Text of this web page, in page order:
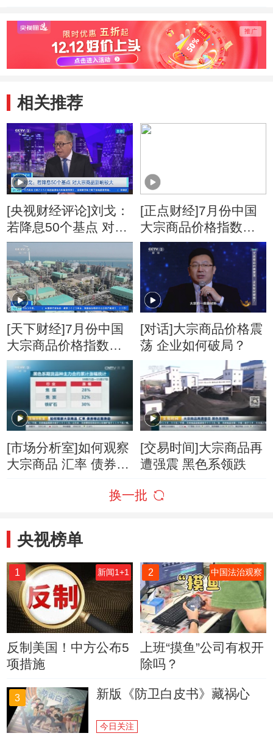
相关推荐
[央视财经评论]刘戈：
若降息50个基点 对大
宗商品影响较大
[正点财经]7月份中国
大宗商品价格指数为
128.6点
[天下财经]7月份中国
大宗商品价格指数为
128.6点 同比上涨
15.5%
[对话]大宗商品价格震
荡 企业如何破局？
[市场分析室]如何观察
大宗商品 汇率 债券等
[交易时间]大宗商品再
遭强震 黑色系领跌
换一批
央视榜单
1 新闻1+1
反制美国！中方公布5
项措施
2 中国法治观察
上班“摸鱼”公司有权开
除吗？
3 新版《防卫白皮书》藏祸心
今日关注